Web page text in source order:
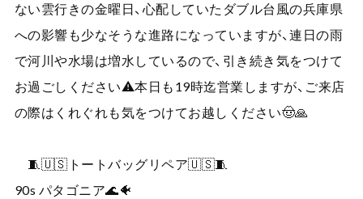
ない雲行きの金曜日、心配していたダブル台風の兵庫県
への影響も少なそうな進路になっていますが、連日の雨
で河川や水場は増水しているので、引き続き気をつけて
お過ごしください⚠️本日も19時迄営業しますが、ご来店
の際はくれぐれも気をつけてお越しください🤠🙏
🧵🇺🇸トートバッグリペア🇺🇸🧵
90s パタゴニア🌊🐠